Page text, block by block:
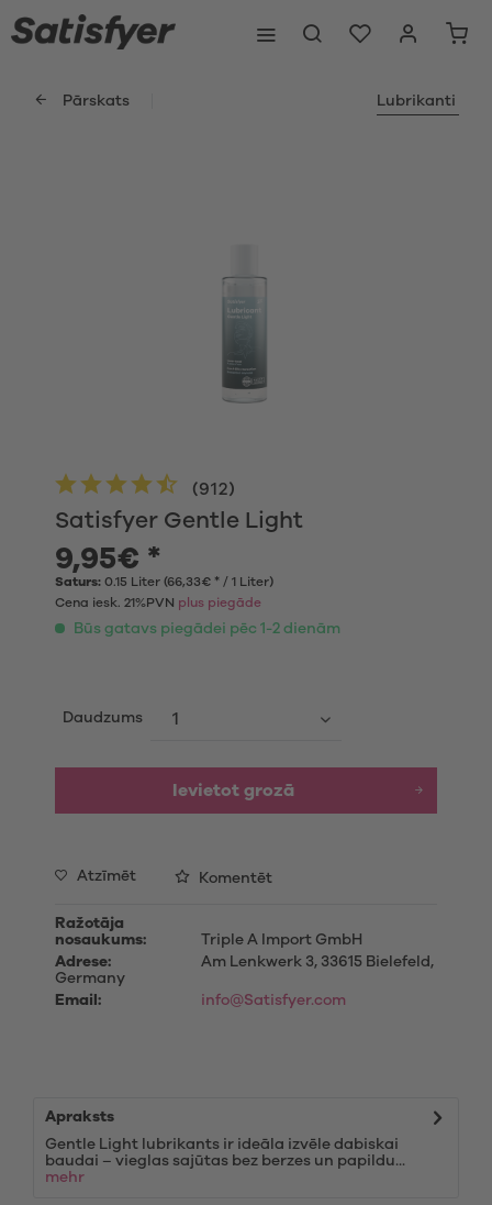
Pārskats Lubrikanti
Satisfyer Gentle Light
(912)
9,95€ *
Saturs: 0.15 Liter (66,33€ * / 1 Liter)
Cena iesk. 21%PVN plus piegāde
Būs gatavs piegādei pēc 1-2 dienām
Daudzums
Ievietot grozā
Atzīmēt Komentēt
Ražotāja
nosaukums:
Triple A Import GmbH
Adrese:
Am Lenkwerk 3, 33615 Bielefeld,
Germany
Email:
info@Satisfyer.com
Apraksts
Gentle Light lubrikants ir ideāla izvēle dabiskai
baudai – vieglas sajūtas bez berzes un papildu...
mehr